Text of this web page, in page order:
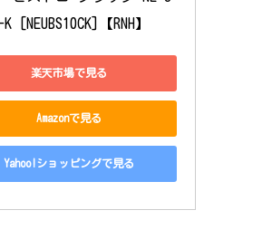
K [NEUBS10CK]【RNH】
楽天市場で見る
Amazonで見る
Yahoo!ショッピングで見る